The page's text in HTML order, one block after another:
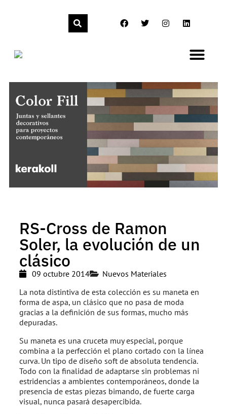
RS-Cross de Ramon
Soler, la evolución de un
clásico
09 octubre 2014
Nuevos Materiales
La nota distintiva de esta colección es su maneta en
forma de aspa, un clásico que no pasa de moda
gracias a la definición de sus formas, mucho más
depuradas.
Su maneta es una cruceta muy especial, porque
combina a la perfección el plano cortado con la línea
curva. Un tipo de diseño soft de absoluta tendencia.
Todo con la finalidad de adaptarse sin problemas ni
estridencias a ambientes contemporáneos, donde la
presencia de estas piezas bimando, de fuerte carga
visual, nunca pasará desapercibida.